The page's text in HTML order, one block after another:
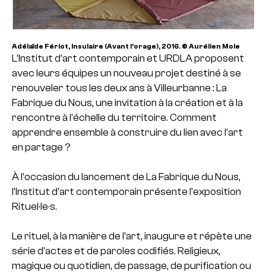
Adélaïde Fériot, Insulaire (Avant l’orage), 2016. © Aurélien Mole
L’Institut d’art contemporain et URDLA proposent
avec leurs équipes un nouveau projet destiné à se
renouveler tous les deux ans à Villeurbanne : La
Fabrique du Nous, une invitation à la création et à la
rencontre à l’échelle du territoire. Comment
apprendre ensemble à construire du lien avec l’art
en partage ?
À l’occasion du lancement de La Fabrique du Nous,
l’Institut d’art contemporain présente l’exposition
Rituel·le·s.
Le rituel, à la manière de l’art, inaugure et répète une
série d’actes et de paroles codifiés. Religieux,
magique ou quotidien, de passage, de purification ou